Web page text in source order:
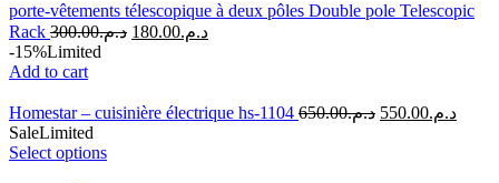
porte-vêtements télescopique à deux pôles Double pole Telescopic
Rack
د.م.300.00 د.م.180.00
-15%Limited
Add to cart
Homestar – cuisinière électrique hs-1104 د.م.650.00 د.م.550.00
SaleLimited
Select options